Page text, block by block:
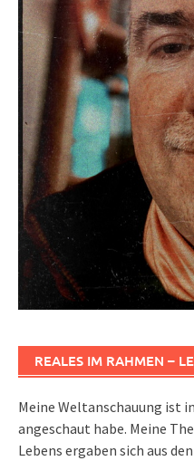
REALES IM RAHMEN –
Meine Weltanschauung ist
angeschaut habe. Meine
Lebens ergaben sich aus